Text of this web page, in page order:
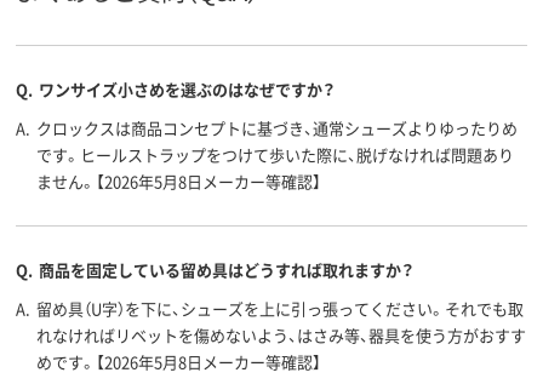
Q. ワンサイズ小さめを選ぶのはなぜですか？
A. クロックスは商品コンセプトに基づき、通常シューズよりゆったりめ
です。ヒールストラップをつけて歩いた際に、脱げなければ問題あり
ません。【2026年5月8日メーカー等確認】
Q. 商品を固定している留め具はどうすれば取れますか？
A. 留め具（U字）を下に、シューズを上に引っ張ってください。それでも取
れなければリベットを傷めないよう、はさみ等、器具を使う方がおすす
めです。【2026年5月8日メーカー等確認】